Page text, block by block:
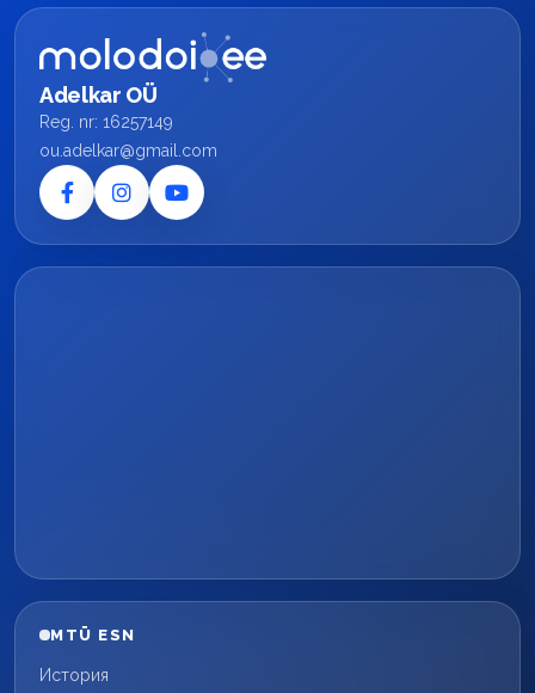
Adelkar OÜ
Reg. nr: 16257149
ou.adelkar@gmail.com
MTÜ ESN
История